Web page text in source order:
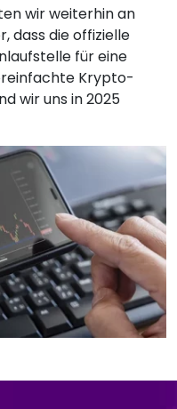
wir weiterhin an
dass die offizielle
für eine
Krypto-
wir uns in 2025